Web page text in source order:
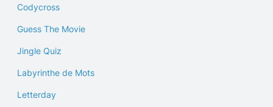
Codycross
Guess The Movie
Jingle Quiz
Labyrinthe de Mots
Letterday